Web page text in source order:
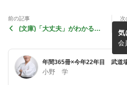
前の記事
(文庫)「大丈夫」がわかる
次
小野 学
気
会